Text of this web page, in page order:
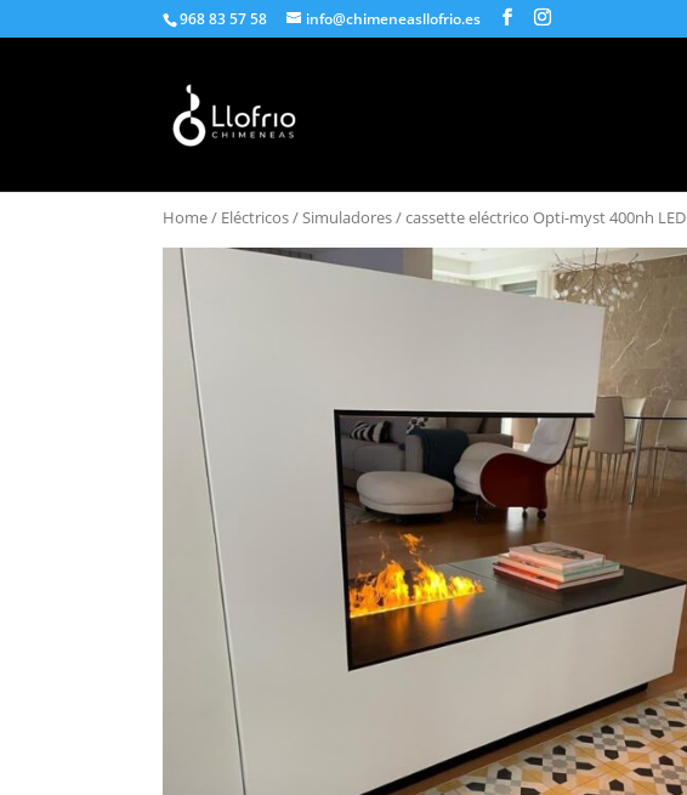
968 83 57 58 info@chimeneasllofrio.es
Home/ Eléctricos/Simuladores/ cassette eléctrico Opti-myst 400nh LED